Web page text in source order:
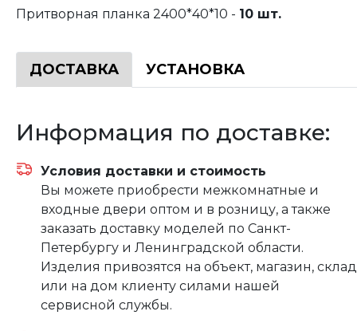
Притворная планка 2400*40*10 - 10 шт.
ДОСТАВКА УСТАНОВКА
Информация по доставке:
Условия доставки и стоимость
Вы можете приобрести межкомнатные и
входные двери оптом и в розницу, а также
заказать доставку моделей по Санкт-
Петербургу и Ленинградской области.
Изделия привозятся на объект, магазин, склад
или на дом клиенту силами нашей
сервисной службы.